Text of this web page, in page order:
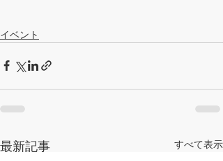
イベント
最新記事 すべて表示